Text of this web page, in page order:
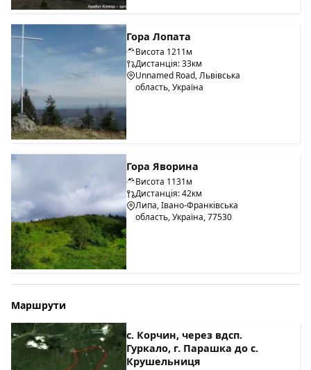
Гора Лопата
Висота 1211м
Дистанція: 33км
Unnamed Road, Львівська
область, Україна
Гора Яворина
Висота 1131м
Дистанція: 42км
Липа, Івано-Франківська
область, Україна, 77530
Маршрути
с. Корчин, через вдсп.
Гуркало, г. Парашка до с.
Крушельниця